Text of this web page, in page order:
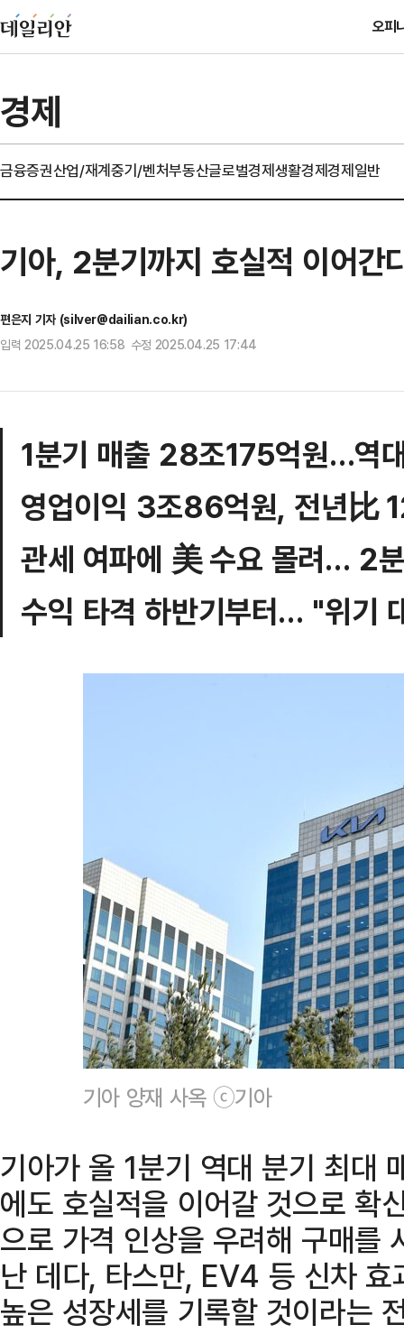
오피
경제
금융증권산업/재계중기/벤처부동산글로벌경제생활경제경제일반
기아, 2분기까지 호실적 이어
편은지 기자 (silver@dailian.co.kr)
입력 2025.04.25 16:58 수정 2025.04.25 17:44
1분기 매출 28조175억원…역
영업이익 3조86억원, 전년
관세 여파에 美 수요 몰려… 2
수익 타격 하반기부터… "위기
기아 양재 사옥 ⓒ기아
기아가 올 1분기 역대 분기 최대
에도 호실적을 이어갈 것으로 확
으로 가격 인상을 우려해 구매를
난 데다, 타스만, EV4 등 신차 효
높은 성장세를 기록할 것이라는